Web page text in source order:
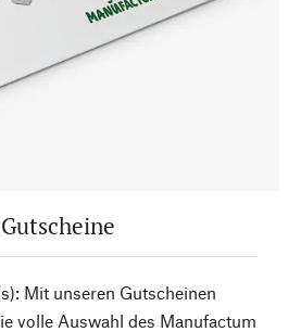
Gutscheine
Mit unseren Gutscheinen
volle Auswahl des Manufactum